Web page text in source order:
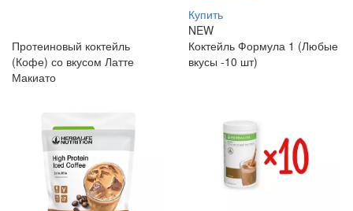
Купить
NEW
Протеиновый коктейль
(Кофе) со вкусом Латте
Макиато
Коктейль Формула 1 (Любые
вкусы -10 шт)